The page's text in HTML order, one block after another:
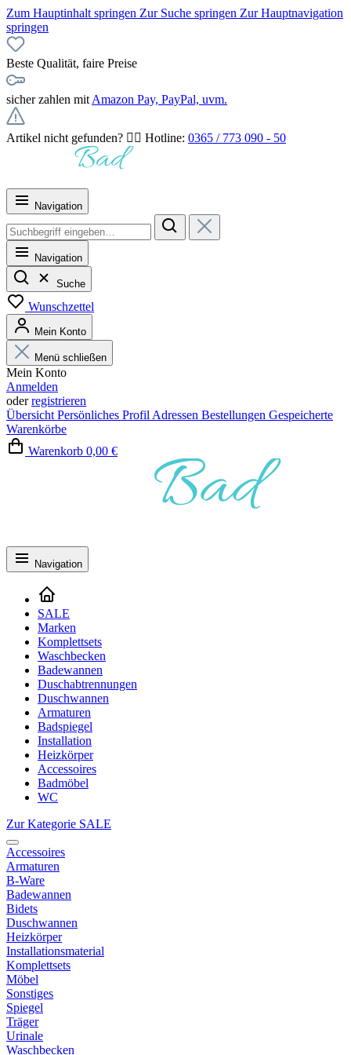
Zum Hauptinhalt springen Zur Suche springen Zur Hauptnavigation
springen
Beste Qualität, faire Preise
sicher zahlen mit Amazon Pay, PayPal, uvm.
Artikel nicht gefunden? 👉🏻 Hotline: 0365 / 773 090 - 50
Navigation
Navigation
Suche
Wunschzettel
Mein Konto
Menü schließen
Mein Konto
Anmelden
oderregistrieren
Übersicht Persönliches Profil Adressen Bestellungen Gespeicherte
Warenkörbe
Warenkorb 0,00 €
Navigation
SALE
Marken
Komplettsets
Waschbecken
Badewannen
Duschabtrennungen
Duschwannen
Armaturen
Badspiegel
Installation
Heizkörper
Accessoires
Badmöbel
WC
Zur Kategorie SALE
Accessoires
Armaturen
B-Ware
Badewannen
Bidets
Duschwannen
Heizkörper
Installationsmaterial
Komplettsets
Möbel
Sonstiges
Spiegel
Träger
Urinale
Waschbecken